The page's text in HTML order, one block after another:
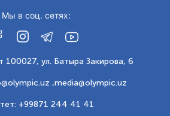
Мы в соц. сетях:
100027, ул. Батыра Закирова, 6
,media@olympic.uz
+99871 244 41 41